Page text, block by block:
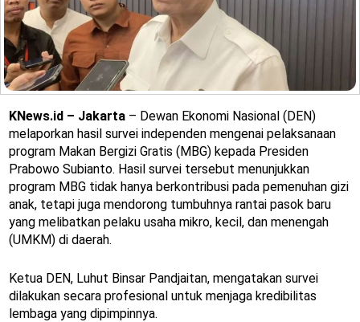
KNews.id – Jakarta – Dewan Ekonomi Nasional (DEN)
melaporkan hasil survei independen mengenai pelaksanaan
program Makan Bergizi Gratis (MBG) kepada Presiden
Prabowo Subianto. Hasil survei tersebut menunjukkan
program MBG tidak hanya berkontribusi pada pemenuhan gizi
anak, tetapi juga mendorong tumbuhnya rantai pasok baru
yang melibatkan pelaku usaha mikro, kecil, dan menengah
(UMKM) di daerah.
Ketua DEN, Luhut Binsar Pandjaitan, mengatakan survei
dilakukan secara profesional untuk menjaga kredibilitas
lembaga yang dipimpinnya.